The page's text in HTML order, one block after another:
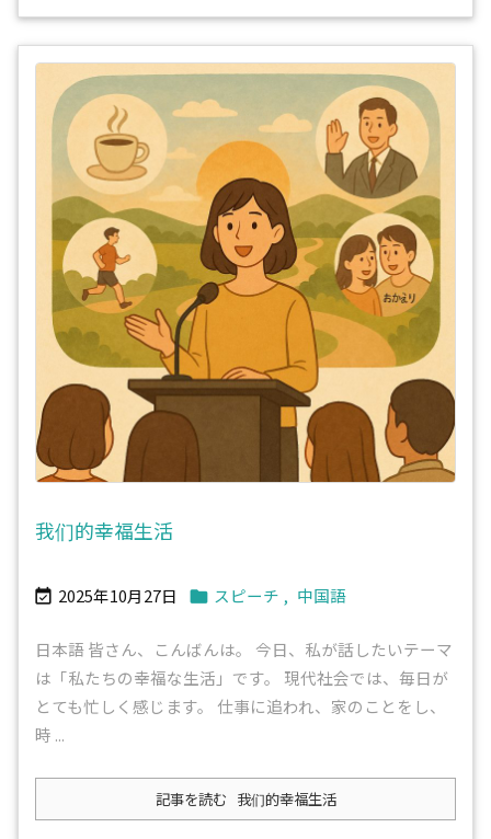
我们的幸福生活
 2025年10月27日  スピーチ , 中国語
日本語 皆さん、こんばんは。 今日、私が話したいテーマ
は「私たちの幸福な生活」です。 現代社会では、毎日が
とても忙しく感じます。 仕事に追われ、家のことをし、
時 ...
記事を読む 我们的幸福生活